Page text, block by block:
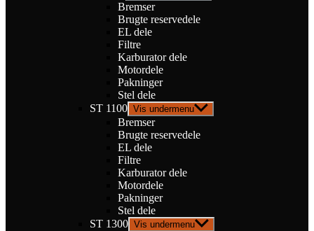
Bremser
Brugte reservedele
EL dele
Filtre
Karburator dele
Motordele
Pakninger
Stel dele
ST 1100 Vis undermenu
Bremser
Brugte reservedele
EL dele
Filtre
Karburator dele
Motordele
Pakninger
Stel dele
ST 1300 Vis undermenu